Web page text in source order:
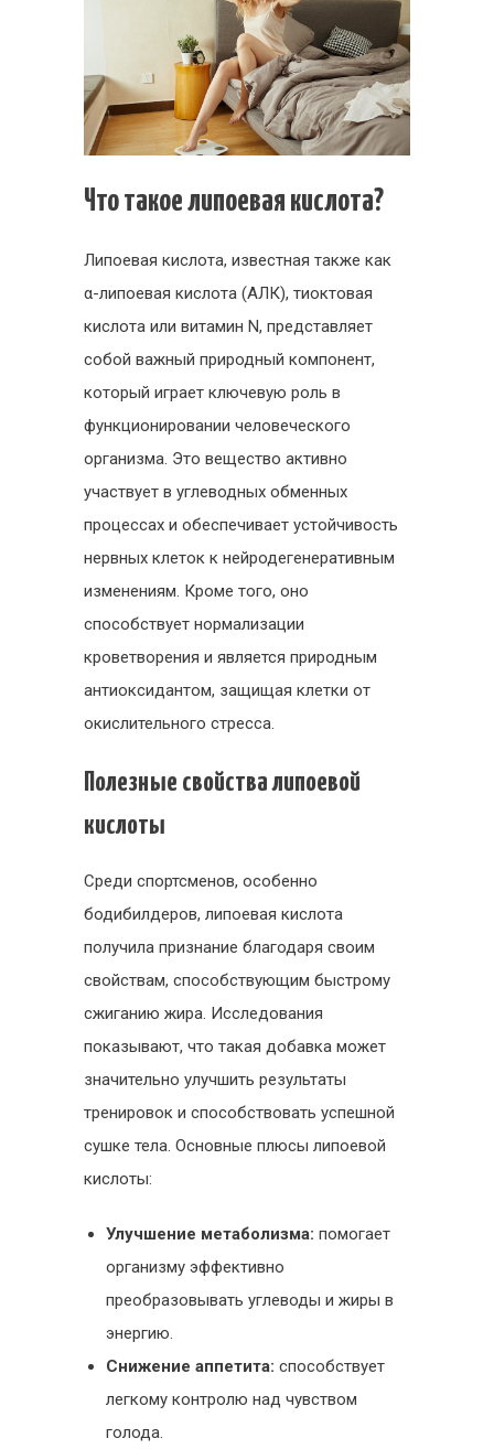
Что такое липоевая кислота?
Липоевая кислота, известная также как
α-липоевая кислота (АЛК), тиоктовая
кислота или витамин N, представляет
собой важный природный компонент,
который играет ключевую роль в
функционировании человеческого
организма. Это вещество активно
участвует в углеводных обменных
процессах и обеспечивает устойчивость
нервных клеток к нейродегенеративным
изменениям. Кроме того, оно
способствует нормализации
кроветворения и является природным
антиоксидантом, защищая клетки от
окислительного стресса.
Полезные свойства липоевой
кислоты
Среди спортсменов, особенно
бодибилдеров, липоевая кислота
получила признание благодаря своим
свойствам, способствующим быстрому
сжиганию жира. Исследования
показывают, что такая добавка может
значительно улучшить результаты
тренировок и способствовать успешной
сушке тела. Основные плюсы липоевой
кислоты:
Улучшение метаболизма: помогает
организму эффективно
преобразовывать углеводы и жиры в
энергию.
Снижение аппетита: способствует
легкому контролю над чувством
голода.